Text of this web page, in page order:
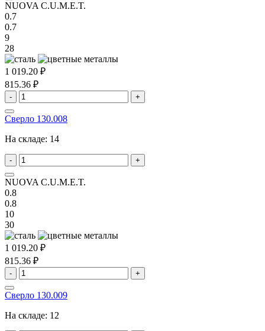
NUOVA C.U.M.E.T.
0.7
0.7
9
28
1 019.20 ₽
815.36 ₽
- +
Сверло 130.008
На складе: 14
- +
NUOVA C.U.M.E.T.
0.8
0.8
10
30
1 019.20 ₽
815.36 ₽
- +
Сверло 130.009
На складе: 12